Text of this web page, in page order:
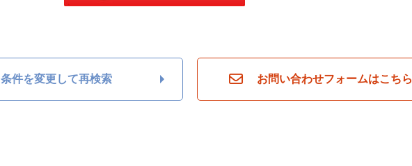
条件を変更して再検索 お問い合わせフォームはこちら